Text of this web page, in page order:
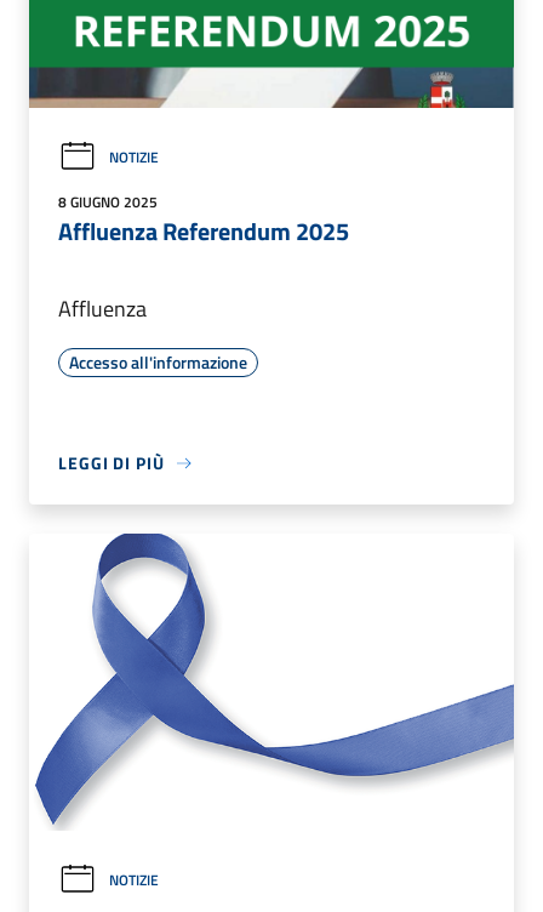
NOTIZIE
8 GIUGNO 2025
Affluenza Referendum 2025
Affluenza
Accesso all'informazione
LEGGI DI PIÙ
NOTIZIE